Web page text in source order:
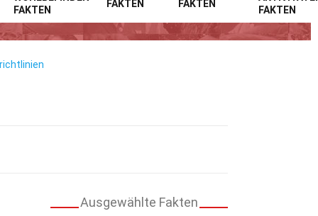
FAKTEN
FAKTEN
FAKTEN
FAKTEN
Ausgewählte Fakten